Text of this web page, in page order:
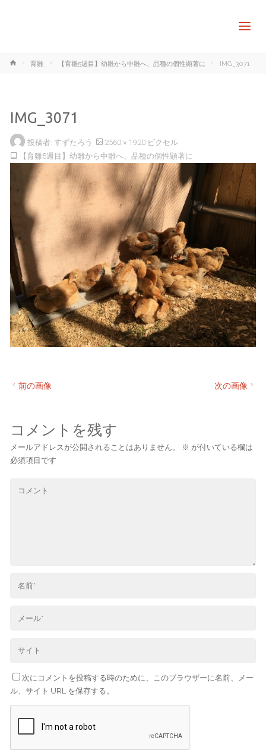
ホ
育雛 【育雛5週目】幼雛から中雛へ、品種の個性顕著に IMG_3071
IMG_3071
投稿者: すずたろう フ
ル
イ
ズ
2560 × 1920 ピクセル
【育雛5週目】幼雛から中雛へ、品種の個性顕著に
前の画像 次の画像
コメントを残す
メールアドレスが公開されることはありません。 ※ が付いている欄は
必須項目です
次にコメントを投稿する時のために、このブラウザーに名前、メー
ル、サイト URL を保存する。